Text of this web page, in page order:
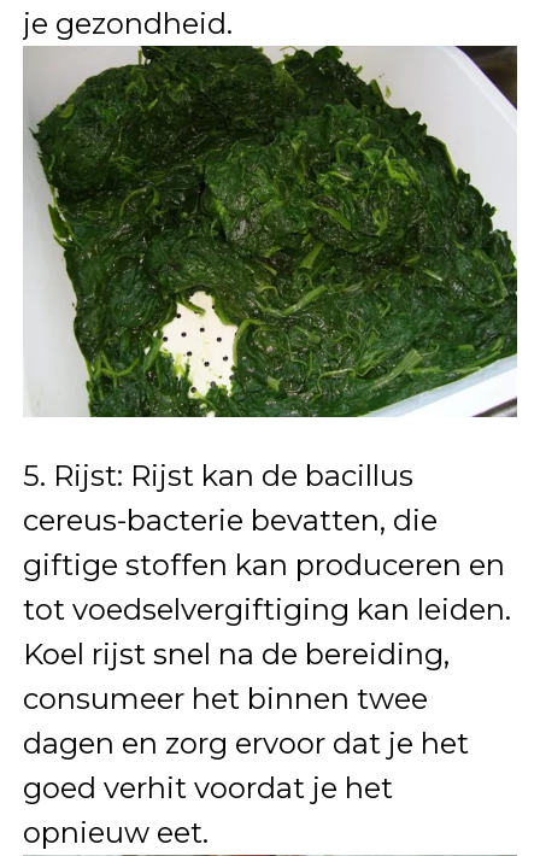
je gezondheid.
5. Rijst: Rijst kan de bacillus
cereus-bacterie bevatten, die
giftige stoffen kan produceren en
tot voedselvergiftiging kan leiden.
Koel rijst snel na de bereiding,
consumeer het binnen twee
dagen en zorg ervoor dat je het
goed verhit voordat je het
opnieuw eet.